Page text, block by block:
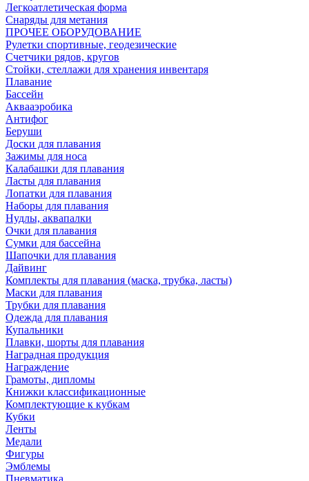
Легкоатлетическая форма
Снаряды для метания
ПРОЧЕЕ ОБОРУДОВАНИЕ
Рулетки спортивные, геодезические
Счетчики рядов, кругов
Стойки, стеллажи для хранения инвентаря
Плавание
Бассейн
Аквааэробика
Антифог
Беруши
Доски для плавания
Зажимы для носа
Калабашки для плавания
Ласты для плавания
Лопатки для плавания
Наборы для плавания
Нудлы, аквапалки
Очки для плавания
Сумки для бассейна
Шапочки для плавания
Дайвинг
Комплекты для плавания (маска, трубка, ласты)
Маски для плавания
Трубки для плавания
Одежда для плавания
Купальники
Плавки, шорты для плавания
Наградная продукция
Награждение
Грамоты, дипломы
Книжки классификационные
Комплектующие к кубкам
Кубки
Ленты
Медали
Фигуры
Эмблемы
Пневматика